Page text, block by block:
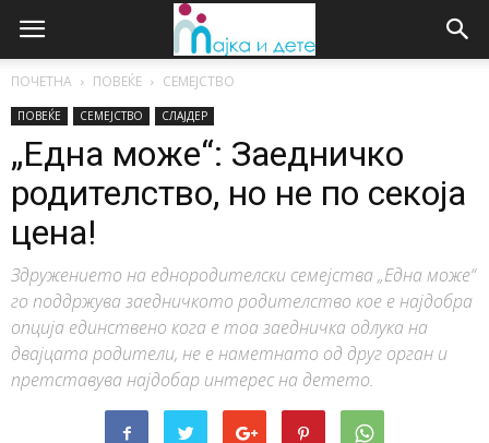
ПОЧЕТНА ПОВЕЌЕ СЕМЕЈСТВО
ПОВЕЌЕ СЕМЕЈСТВО СЛАЈДЕР
„Една може“: Заедничко
родителство, но не по секоја
цена!
Здружението на еднородителски семејства „Една може“
го поддржува заедничкото родителство кое е најдобра
опција единствено кога е тоа заедничка одлука на
двајцата родители, не е наметнато од друг орган и
претставува најдобар интерес на детето.